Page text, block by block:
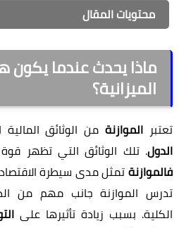
محتويات المقال
ماذا يحدث عندما
الميزانية؟
تعتبر الموازنة من الوثائق
الدول. تلك الوثائق التي تظهر
فالموازنةتمثل مدى سيطرة
تدرس الموازنة جانب مهم من
الكلية. بسبب زيادة تأثيرها على